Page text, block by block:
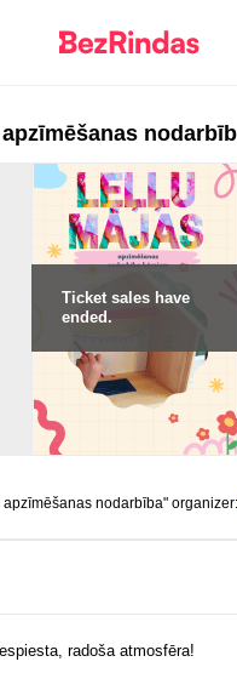
Ticket sales have
ended.
apzīmēšanas nodarbība" organizer:
radoša atmosfēra!